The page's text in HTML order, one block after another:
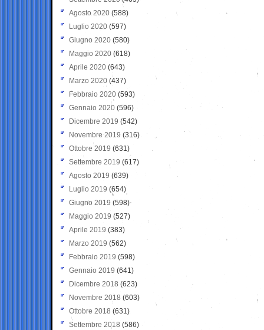
Agosto 2020 (588)
Luglio 2020 (597)
Giugno 2020 (580)
Maggio 2020 (618)
Aprile 2020 (643)
Marzo 2020 (437)
Febbraio 2020 (593)
Gennaio 2020 (596)
Dicembre 2019 (542)
Novembre 2019 (316)
Ottobre 2019 (631)
Settembre 2019 (617)
Agosto 2019 (639)
Luglio 2019 (654)
Giugno 2019 (598)
Maggio 2019 (527)
Aprile 2019 (383)
Marzo 2019 (562)
Febbraio 2019 (598)
Gennaio 2019 (641)
Dicembre 2018 (623)
Novembre 2018 (603)
Ottobre 2018 (631)
Settembre 2018 (586)